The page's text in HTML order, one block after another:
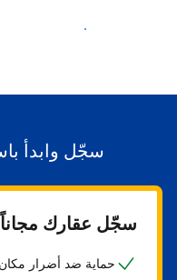
ابدأ باستقبال الضيوف
سجّل وابدأ
سجّل عقارك مجاناً
حماية ضد أضرار مكان